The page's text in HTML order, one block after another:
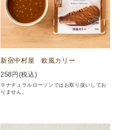
新宿中村屋 欧風カリー
258 円(税込)
※ナチュラルローソンではお取り扱いしてお
りません。